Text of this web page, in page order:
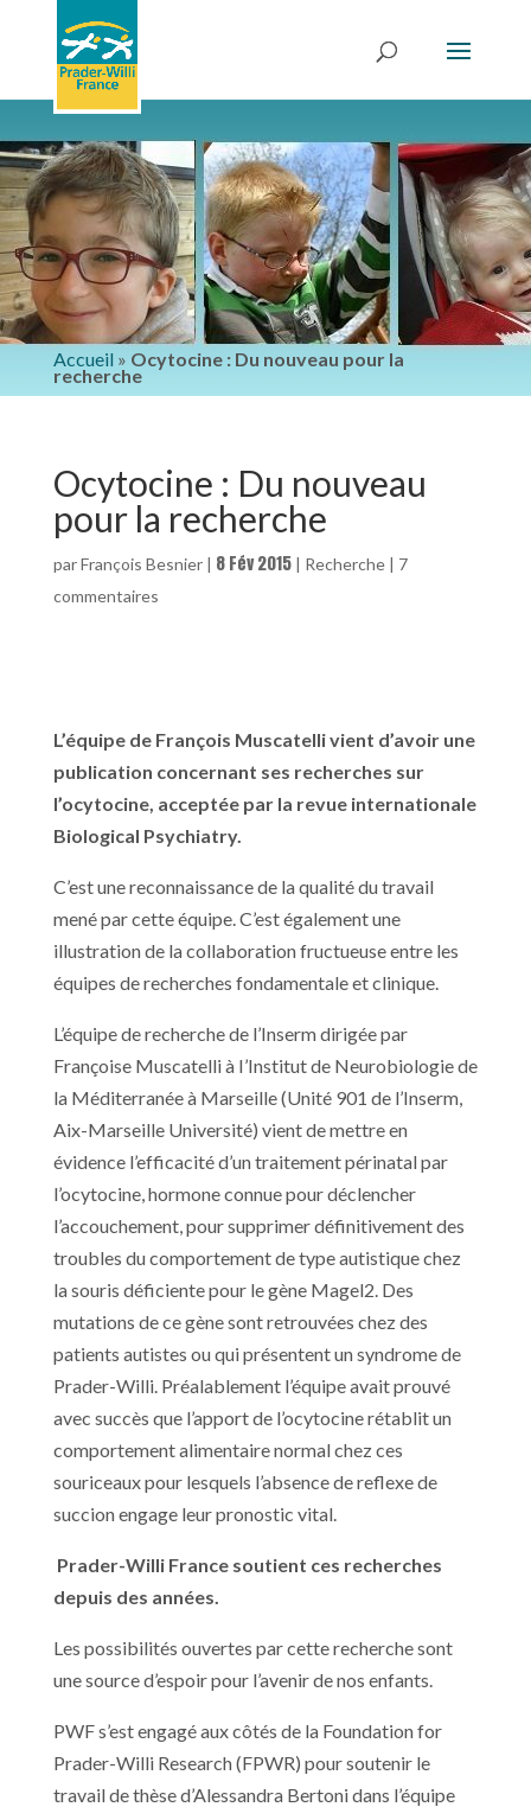
Accueil » Ocytocine : Du nouveau pour la
recherche
Ocytocine : Du nouveau
pour la recherche
parFrançois Besnier| 8 Fév 2015| Recherche| 7
commentaires
L’équipe de François Muscatelli vient d’avoir une
publication concernant ses recherches sur
l’ocytocine, acceptée par la revue internationale
Biological Psychiatry.
C’est une reconnaissance de la qualité du travail
mené par cette équipe. C’est également une
illustration de la collaboration fructueuse entre les
équipes de recherches fondamentale et clinique.
L’équipe de recherche de l’Inserm dirigée par
Françoise Muscatelli à I’Institut de Neurobiologie de
la Méditerranée à Marseille (Unité 901 de l’Inserm,
Aix-Marseille Université) vient de mettre en
évidence l’efficacité d’un traitement périnatal par
l’ocytocine, hormone connue pour déclencher
l’accouchement, pour supprimer définitivement des
troubles du comportement de type autistique chez
la souris déficiente pour le gène Magel2. Des
mutations de ce gène sont retrouvées chez des
patients autistes ou qui présentent un syndrome de
Prader-Willi. Préalablement l’équipe avait prouvé
avec succès que l’apport de l’ocytocine rétablit un
comportement alimentaire normal chez ces
souriceaux pour lesquels l’absence de reflexe de
succion engage leur pronostic vital.
Prader-Willi France soutient ces recherches
depuis des années.
Les possibilités ouvertes par cette recherche sont
une source d’espoir pour l’avenir de nos enfants.
PWF s’est engagé aux côtés de la Foundation for
Prader-Willi Research (FPWR) pour soutenir le
travail de thèse d’Alessandra Bertoni dans l’équipe